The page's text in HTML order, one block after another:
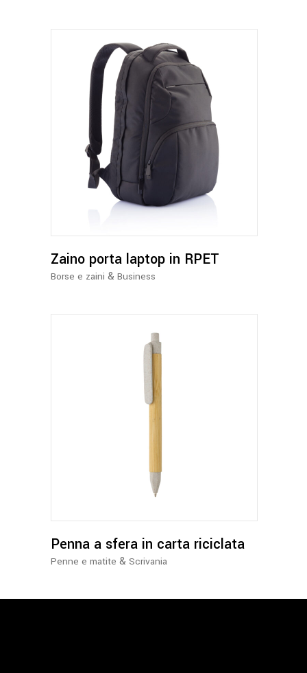
del
prodotto
Zaino porta laptop in RPET
Borse e zaini & Business
più
varianti.
opzioni
possono
essere
Penna a sfera in carta riciclata
Penne e matite & Scrivania